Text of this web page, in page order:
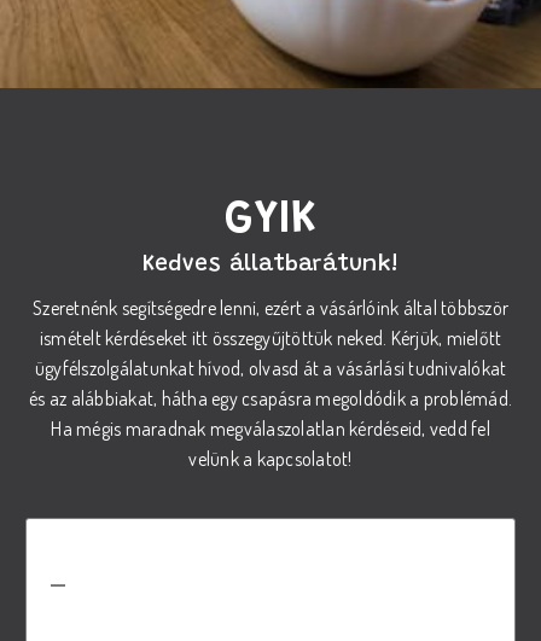
GYIK
Kedves állatbarátunk!
Szeretnénk segítségedre lenni, ezért a vásárlóink által többször
ismételt kérdéseket itt összegyűjtöttük neked. Kérjük, mielőtt
ügyfélszolgálatunkat hívod, olvasd át a vásárlási tudnivalókat
és az alábbiakat, hátha egy csapásra megoldódik a problémád.
Ha mégis maradnak megválaszolatlan kérdéseid, vedd fel
velünk a kapcsolatot!